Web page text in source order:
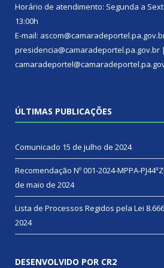
Horário de atendimento: Segunda a
13:00h
E-mail:
presidencia@camaradeportel.pa.gov.br |
ÚLTIMAS PUBLICAÇÕES
Comunicado 15 de julho de 2024
Recomendação Nº 001-2024-MPPA-
de maio de 2024
Lista de Processos Regidos pela Lei
2024
DESENVOLVIDO POR CR2